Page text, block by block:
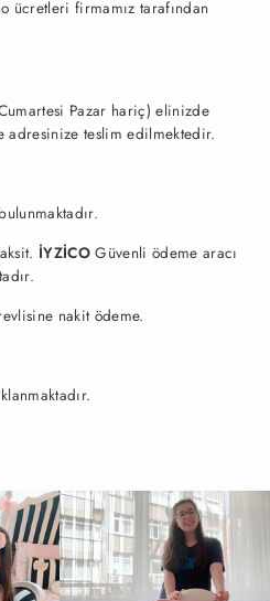
ücretleri firmamız tarafından
Pazar hariç) elinizde
teslim edilmektedir.
İYZİCOGüvenli ödeme aracı
nakit ödeme.